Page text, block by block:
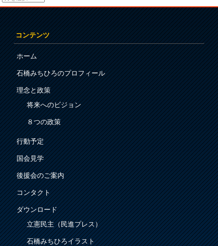
コンテンツ
ホーム
石橋みちひろのプロフィール
理念と政策
将来へのビジョン
８つの政策
行動予定
国会見学
後援会のご案内
コンタクト
ダウンロード
立憲民主（民進プレス）
石橋みちひろイラスト